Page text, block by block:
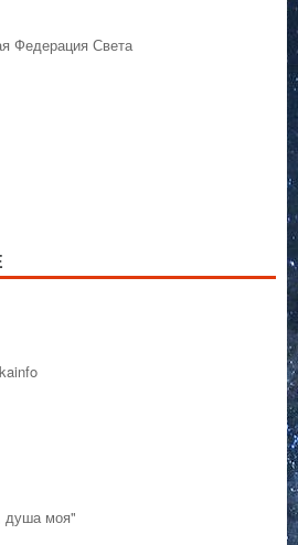
Федерация Света
душа моя"